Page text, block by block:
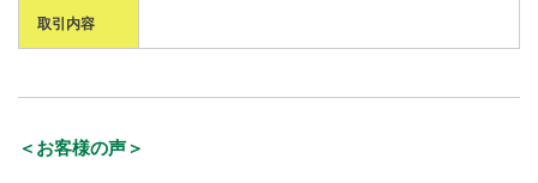
取引内容
＜お客様の声＞